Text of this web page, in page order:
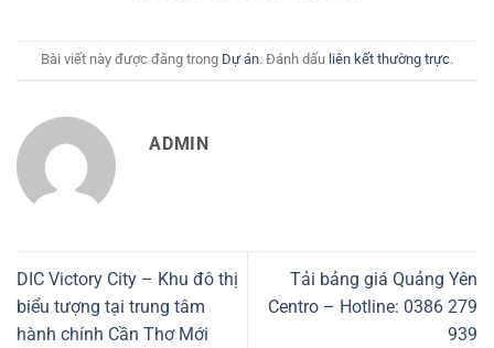
Bài viết này được đăng trong Dự án. Đánh dấu liên kết thường trực.
ADMIN
DIC Victory City – Khu đô thị
biểu tượng tại trung tâm
hành chính Cần Thơ Mới
Tải bảng giá Quảng Yên
Centro – Hotline: 0386 279
939